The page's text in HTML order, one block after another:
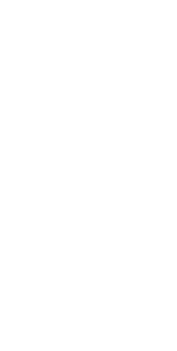
в течение 24 часов